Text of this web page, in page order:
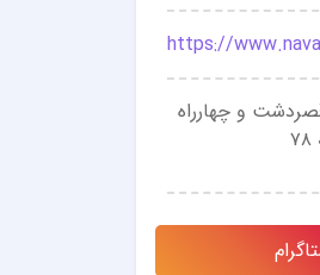
https://
و چهارراه